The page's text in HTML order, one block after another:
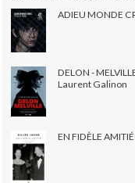
ADIEU MONDE
DELON -
Laurent Galinon
EN FIDÈLE